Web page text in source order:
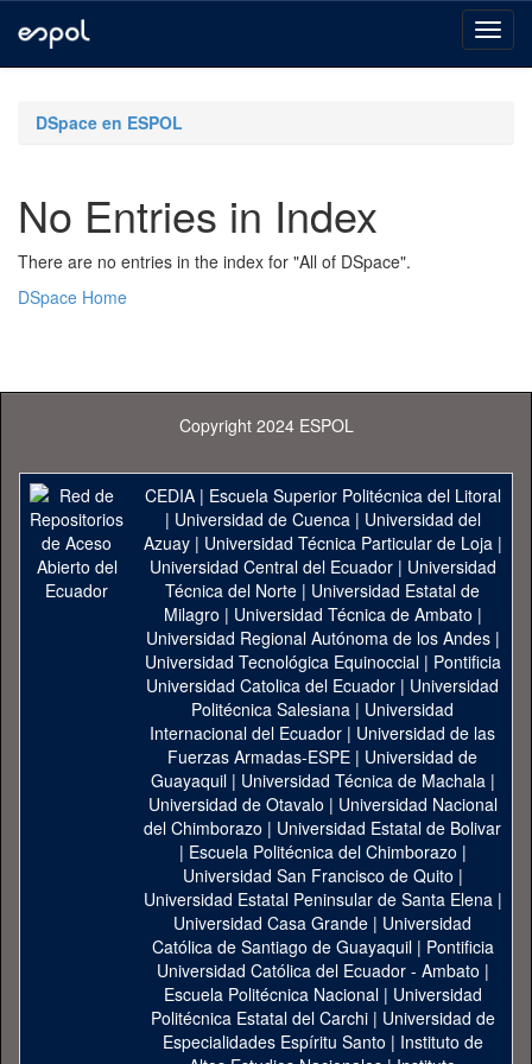
navigationDSpace en ESPOL
No Entries in Index
There are no entries in the index for "All of DSpace".
DSpace Home
Copyright 2024 ESPOL
CEDIA| Escuela Superior Politécnica del Litoral
| Universidad de Cuenca| Universidad del
Azuay| Universidad Técnica Particular de Loja|
Universidad Central del Ecuador| Universidad
Técnica del Norte | Universidad Estatal de
Milagro | Universidad Técnica de Ambato |
Universidad Regional Autónoma de los Andes|
Universidad Tecnológica Equinoccial| Pontificia
Universidad Catolica del Ecuador | Universidad
Politécnica Salesiana | Universidad
Internacional del Ecuador | Universidad de las
Fuerzas Armadas-ESPE | Universidad de
Guayaquil| Universidad Técnica de Machala|
Universidad de Otavalo | Universidad Nacional
del Chimborazo | Universidad Estatal de Bolivar
| Escuela Politécnica del Chimborazo |
Universidad San Francisco de Quito |
Universidad Estatal Peninsular de Santa Elena|
Universidad Casa Grande | Universidad
Católica de Santiago de Guayaquil| Pontificia
Universidad Católica del Ecuador - Ambato |
Escuela Politécnica Nacional| Universidad
Politécnica Estatal del Carchi| Universidad de
Especialidades Espíritu Santo | Instituto de